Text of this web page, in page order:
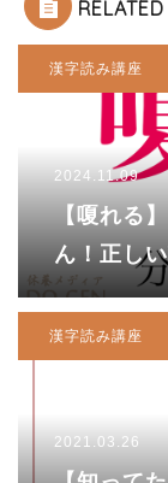
漢字読み講座
2024.11.09
【嗄れる
ん！正し
漢字読み講座
2021.03.26